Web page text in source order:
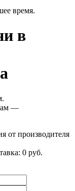
время.
в
—
от производителя
0 руб.